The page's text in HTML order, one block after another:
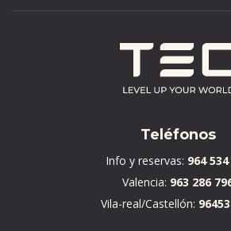
Teléfonos
Info y reservas: 964
Valencia: 963 286
Vila-real/Castellón: